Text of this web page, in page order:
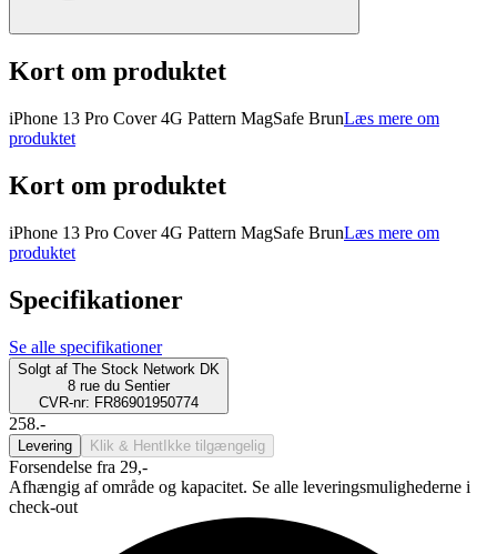
Kort om produktet
iPhone 13 Pro Cover 4G Pattern MagSafe BrunLæs mere om
produktet
Kort om produktet
iPhone 13 Pro Cover 4G Pattern MagSafe BrunLæs mere om
produktet
Specifikationer
Se alle specifikationer
Solgt af The Stock Network DK
8 rue du Sentier
CVR-nr: FR86901950774
258.-
Levering Klik & Hent Ikke tilgængelig
Forsendelse fra 29,-
Afhængig af område og kapacitet. Se alle leveringsmulighederne i
check-out